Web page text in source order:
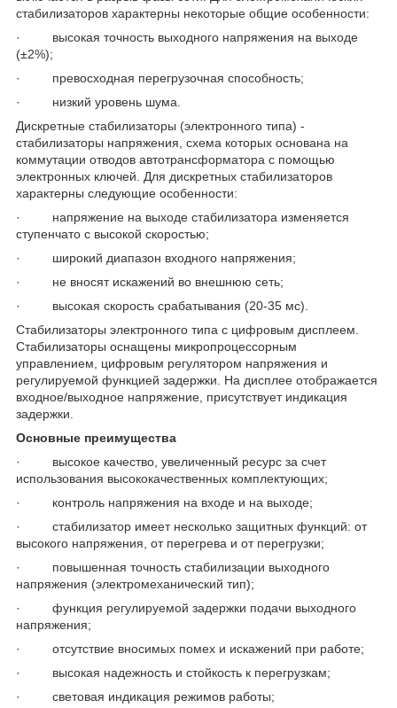
стабилизаторов характерны некоторые общие особенности:
· высокая точность выходного напряжения на выходе
(±2%);
· превосходная перегрузочная способность;
· низкий уровень шума.
Дискретные стабилизаторы (электронного типа) -
стабилизаторы напряжения, схема которых основана на
коммутации отводов автотрансформатора с помощью
электронных ключей. Для дискретных стабилизаторов
характерны следующие особенности:
· напряжение на выходе стабилизатора изменяется
ступенчато с высокой скоростью;
· широкий диапазон входного напряжения;
· не вносят искажений во внешнюю сеть;
· высокая скорость срабатывания (20-35 мс).
Стабилизаторы электронного типа с цифровым дисплеем.
Стабилизаторы оснащены микропроцессорным
управлением, цифровым регулятором напряжения и
регулируемой функцией задержки. На дисплее отображается
входное/выходное напряжение, присутствует индикация
задержки.
Основные преимущества
· высокое качество, увеличенный ресурс за счет
использования высококачественных комплектующих;
· контроль напряжения на входе и на выходе;
· стабилизатор имеет несколько защитных функций: от
высокого напряжения, от перегрева и от перегрузки;
· повышенная точность стабилизации выходного
напряжения (электромеханический тип);
· функция регулируемой задержки подачи выходного
напряжения;
· отсутствие вносимых помех и искажений при работе;
· высокая надежность и стойкость к перегрузкам;
· световая индикация режимов работы;